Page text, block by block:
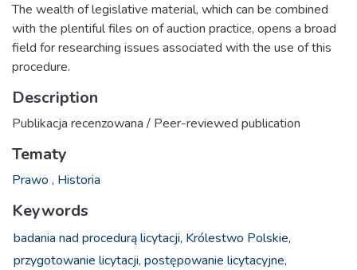
The wealth of legislative material, which can be combined
with the plentiful files on of auction practice, opens a broad
field for researching issues associated with the use of this
procedure.
Description
Publikacja recenzowana / Peer-reviewed publication
Tematy
Prawo , Historia
Keywords
badania nad procedurą licytacji, Królestwo Polskie,
przygotowanie licytacji, postępowanie licytacyjne,